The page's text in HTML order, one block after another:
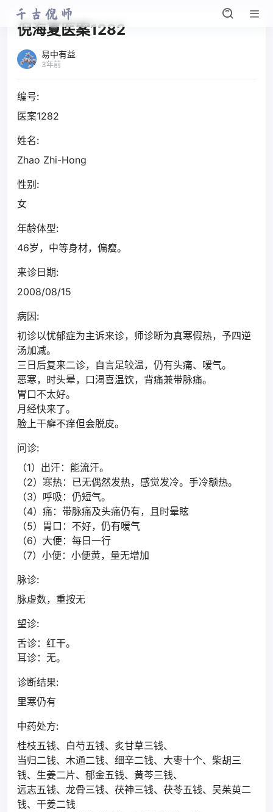
倪海夏医案1282
易中有益
3年前
编号:
医案1282
姓名:
Zhao Zhi-Hong
性别:
女
年龄体型:
46岁，中等身材，偏瘦。
来诊日期:
2008/08/15
病因:
初诊以忧郁症为主诉来诊，师诊断为真寒假热，予四逆
汤加减。
三日后复来二诊，自言足较温，仍有头痛、嗳气。
恶寒，时头晕，口渴喜温饮，背痛兼带脉痛。
胃口不太好。
月经快来了。
脸上干癣不痒但会脱皮。
问诊:
（1）出汗：能流汗。
（2）寒热：已无偶然发热，感觉发冷。手冷额热。
（3）呼吸：仍短气。
（4）痛：带脉痛及头痛仍有，且时晕眩
（5）胃口：不好，仍有嗳气
（6）大便：每日一行
（7）小便：小便黄，量无增加
脉诊:
脉虚数，重按无
望诊:
舌诊：红干。
耳诊：无。
诊断结果:
里寒仍有
中药处方:
桂枝五钱、白芍五钱、炙甘草三钱、
当归二钱、木通二钱、细辛二钱、大枣十个、柴胡三
钱、生姜二片、郁金五钱、黄芩三钱、
远志五钱、龙骨三钱、茯神三钱、茯苓五钱、吴茱萸二
钱、干姜二钱